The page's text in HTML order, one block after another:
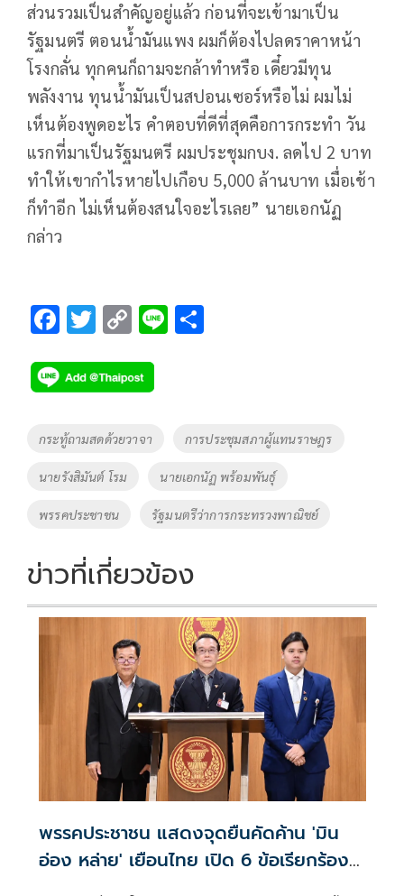
ส่วนรวมเป็นสำคัญอยู่แล้ว ก่อนที่จะเข้ามาเป็น
รัฐมนตรี ตอนน้ำมันแพง ผมก็ต้องไปลดราคาหน้า
โรงกลั่น ทุกคนก็ถามจะกล้าทำหรือ เดี๋ยวมีทุน
พลังงาน ทุนน้ำมันเป็นสปอนเซอร์หรือไม่ ผมไม่
เห็นต้องพูดอะไร คำตอบที่ดีที่สุดคือการกระทำ วัน
แรกที่มาเป็นรัฐมนตรี ผมประชุมกบง. ลดไป 2 บาท
ทำให้เขากำไรหายไปเกือบ 5,000 ล้านบาท เมื่อเช้า
ก็ทำอีก ไม่เห็นต้องสนใจอะไรเลย” นายเอกนัฏ
กล่าว
F
e
b
o
o
k
T
tt
er
C
p
y
Li
Li
Tags
กระทู้ถามสดด้วยวาจา การประชุมสภาผู้แทนราษฎร
นายรังสิมันต์ โรม นายเอกนัฏ พร้อมพันธุ์
พรรคประชาชน รัฐมนตรีว่าการกระทรวงพาณิชย์
ข่าวที่เกี่ยวข้อง
พรรคประชาชน แสดงจุดยืนคัดค้าน 'มิน
อ่อง หล่าย' เยือนไทย เปิด 6 ข้อเรียกร้อง